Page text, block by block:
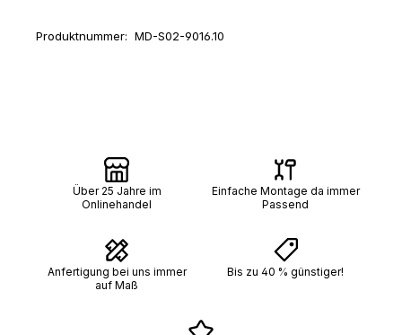
Produktnummer: MD-S02-9016.10
Über 25 Jahre im
Onlinehandel
Einfache Montage da immer
Passend
Anfertigung bei uns immer
auf Maß
Bis zu 40 % günstiger!